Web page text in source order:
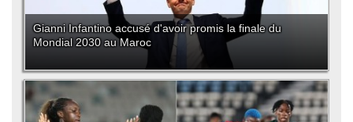
Gianni Infantino accusé d'avoir promis la finale du
Mondial 2030 au Maroc